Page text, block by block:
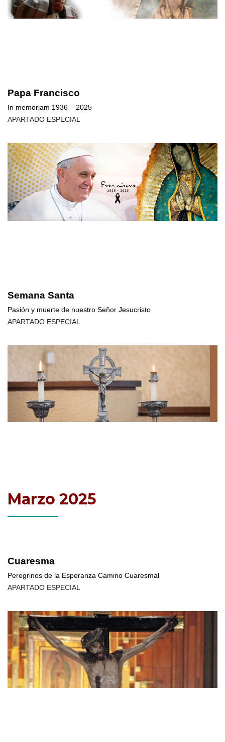
Papa Francisco
In memoriam 1936 – 2025
APARTADO ESPECIAL
Semana Santa
Pasión y muerte de nuestro Señor Jesucristo
APARTADO ESPECIAL
Marzo 2025
Cuaresma
Peregrinos de la Esperanza Camino Cuaresmal
APARTADO ESPECIAL